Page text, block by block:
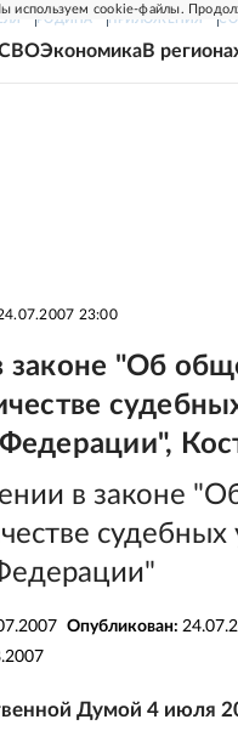
используем cookie-файлы.
РОДИНА ПРИЛОЖЕНИЯ
ЭкономикаВ
23:00
законе "Об
в законе
судебных
Опубликован:
Думой 4 июля